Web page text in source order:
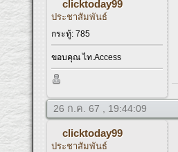
clicktoday99
ประชาสัมพันธ์
กระทู้: 785
ขอบคุณ ไท.Access
26 ก.ค. 67 , 19:44:09
clicktoday99
ประชาสัมพันธ์